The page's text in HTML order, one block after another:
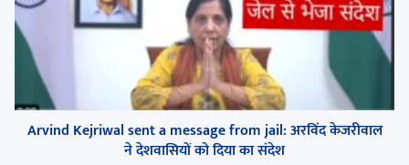
Arvind Kejriwal sent a message from jail: अरविंद केजरीवाल
ने देशवासियों को दिया का संदेश